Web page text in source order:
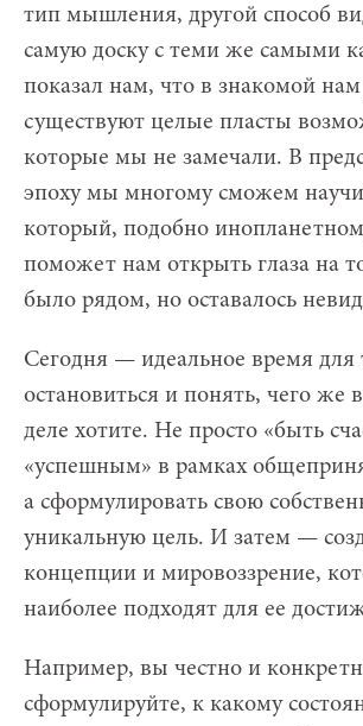
тип мышления, другой способ
самую доску с теми же самыми
показал нам, что в знакомой нам
существуют целые пласты
которые мы не замечали. В
эпоху мы многому сможем
который, подобно
поможет нам открыть глаза на
было рядом, но оставалось
Сегодня — идеальное время для
остановиться и понять, чего же
деле хотите. Не просто «быть
«успешным» в рамках
а сформулировать свою
уникальную цель. И затем —
концепции и мировоззрение,
наиболее подходят для ее
Например, вы честно и
сформулируйте, к какому